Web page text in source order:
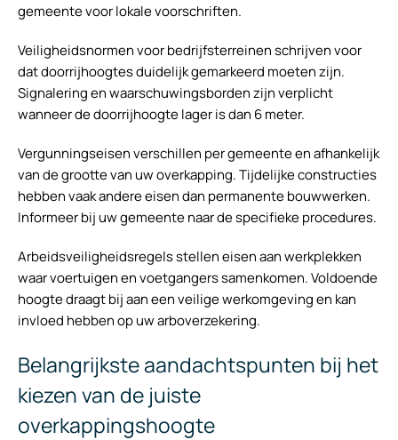
gemeente voor lokale voorschriften.
Veiligheidsnormen voor bedrijfsterreinen schrijven voor
dat doorrijhoogtes duidelijk gemarkeerd moeten zijn.
Signalering en waarschuwingsborden zijn verplicht
wanneer de doorrijhoogte lager is dan 6 meter.
Vergunningseisen verschillen per gemeente en afhankelijk
van de grootte van uw overkapping. Tijdelijke constructies
hebben vaak andere eisen dan permanente bouwwerken.
Informeer bij uw gemeente naar de specifieke procedures.
Arbeidsveiligheidsregels stellen eisen aan werkplekken
waar voertuigen en voetgangers samenkomen. Voldoende
hoogte draagt bij aan een veilige werkomgeving en kan
invloed hebben op uw arboverzekering.
Belangrijkste aandachtspunten bij het
kiezen van de juiste
overkappingshoogte